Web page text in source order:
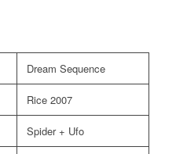
Dream Sequence
Rice 2007
Spider + Ufo